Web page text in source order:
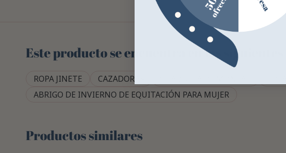
Este producto se encuentra en las
ROPA JINETE CAZADORAS
ABRIGO DE INVIERNO DE EQUITACIÓN PARA MUJER
Productos similares